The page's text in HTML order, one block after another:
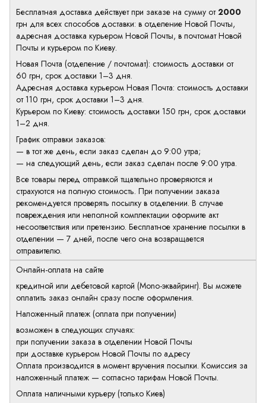
Бесплатная доставка действует при заказе на сумму от2000
грн для всех способов доставки: в отделение Новой Почты,
адресная доставка курьером Новой Почты, в почтомат Новой
Почты и курьером по Киеву.
Новая Почта (отделение / почтомат): стоимость доставки от
60 грн, срок доставки 1–3 дня.
Адресная доставка курьером Новая Почта: стоимость доставки
от 110 грн, срок доставки 1–3 дня.
Курьером по Киеву: стоимость доставки 150 грн, срок доставки
1–2 дня.
График отправки заказов:
— в тот же день, если заказ сделан до 9:00 утра;
— на следующий день, если заказ сделан после 9:00 утра.
Все товары перед отправкой тщательно проверяются и
страхуются на полную стоимость. При получении заказа
рекомендуется проверять посылку в отделении. В случае
повреждения или неполной комплектации оформите акт
несоответствия или претензию. Бесплатное хранение посылки в
отделении — 7 дней, после чего она возвращается
отправителю.
Онлайн-оплата на сайте
кредитной или дебетовой картой (Mono-эквайринг). Вы можете
оплатить заказ онлайн сразу после оформления.
Наложенный платеж (оплата при получении)
возможен в следующих случаях:
при получении заказа в отделении Новой Почты
при доставке курьером Новой Почты по адресу
Оплата производится в момент вручения посылки. Комиссия за
наложенный платеж — согласно тарифам Новой Почты.
Оплата наличными курьеру (только Киев)